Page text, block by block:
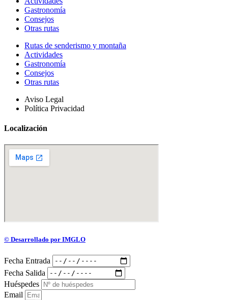
Gastronomía
Consejos
Otras rutas
Rutas de senderismo y montaña
Actividades
Gastronomía
Consejos
Otras rutas
Aviso Legal
Política Privacidad
Localización
© Desarrollado por IMGLO
Fecha Entrada
Fecha Salida
Huéspedes
Email